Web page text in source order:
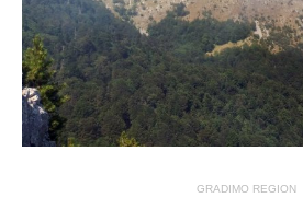
GRADIMO REGION